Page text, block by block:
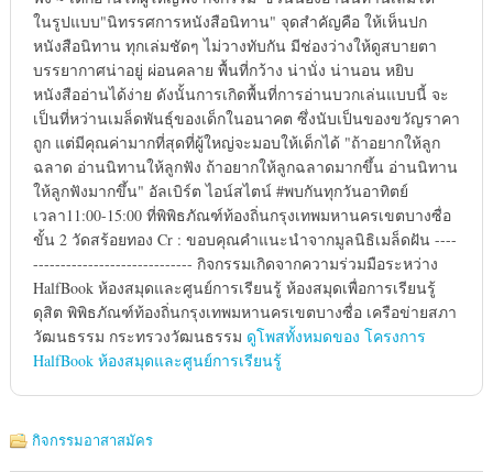
ในรูปแบบ"นิทรรศการหนังสือนิทาน" จุดสำคัญคือ ให้เห็นปก
หนังสือนิทาน ทุกเล่มชัดๆ ไม่วางทับกัน มีช่องว่างให้ดูสบายตา
บรรยากาศน่าอยู่ ผ่อนคลาย พื้นที่กว้าง น่านั่ง น่านอน หยิบ
หนังสืออ่านได้ง่าย ดังนั้นการเกิดพื้นที่การอ่านบวกเล่นแบบนี้ จะ
เป็นที่หว่านเมล็ดพันธุ์ของเด็กในอนาคต ซึ่งนับเป็นของขวัญราคา
ถูก แต่มีคุณค่ามากที่สุดที่ผู้ใหญ่จะมอบให้เด็กได้ "ถ้าอยากให้ลูก
ฉลาด อ่านนิทานให้ลูกฟัง ถ้าอยากให้ลูกฉลาดมากขึ้น อ่านนิทาน
ให้ลูกฟังมากขึ้น" อัลเบิร์ต ไอน์สไตน์ #พบกันทุกวันอาทิตย์
เวลา11:00-15:00 ที่พิพิธภัณฑ์ท้องถิ่นกรุงเทพมหานครเขตบางซื่อ
ขั้น 2 วัดสร้อยทอง Cr : ขอบคุณคำแนะนำจากมูลนิธิเมล็ดฝัน ----
----------------------------- กิจกรรมเกิดจากความร่วมมือระหว่าง
HalfBook ห้องสมุดและศูนย์การเรียนรู้ ห้องสมุดเพื่อการเรียนรู้
ดุสิต พิพิธภัณฑ์ท้องถิ่นกรุงเทพมหานครเขตบางซื่อ เครือข่ายสภา
วัฒนธรรม กระทรวงวัฒนธรรม ดูโพสทั้งหมดของ โครงการ
HalfBook ห้องสมุดและศูนย์การเรียนรู้
กิจกรรมอาสาสมัคร